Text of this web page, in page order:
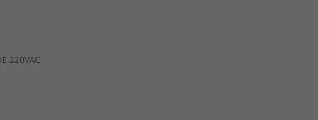
220VAC